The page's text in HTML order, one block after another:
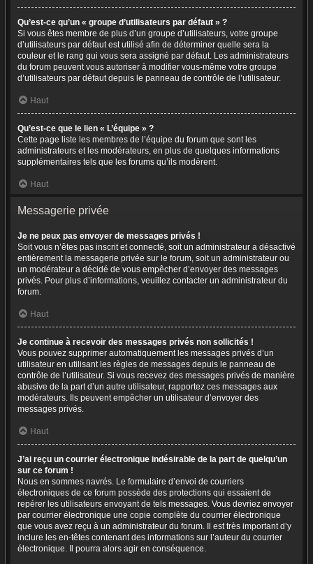
Qu’est-ce qu’un « groupe d’utilisateurs par défaut » ?
Si vous êtes membre de plus d’un groupe d’utilisateurs, votre groupe
d’utilisateurs par défaut est utilisé afin de déterminer quelle sera la
couleur et le rang qui vous sera assigné par défaut. Les administrateurs
du forum peuvent vous autoriser à modifier vous-même votre groupe
d’utilisateurs par défaut depuis le panneau de contrôle de l’utilisateur.
Haut
Qu’est-ce que le lien « L’équipe » ?
Cette page liste les membres de l’équipe du forum que sont les
administrateurs et les modérateurs, en plus de quelques informations
supplémentaires tels que les forums qu’ils modèrent.
Haut
Messagerie privée
Je ne peux pas envoyer de messages privés !
Soit vous n’êtes pas inscrit et connecté, soit un administrateur a désactivé
entièrement la messagerie privée sur le forum, soit un administrateur ou
un modérateur a décidé de vous empêcher d’envoyer des messages
privés. Pour plus d’informations, veuillez contacter un administrateur du
forum.
Haut
Je continue à recevoir des messages privés non sollicités !
Vous pouvez supprimer automatiquement les messages privés d’un
utilisateur en utilisant les règles de messages depuis le panneau de
contrôle de l’utilisateur. Si vous recevez des messages privés de manière
abusive de la part d’un autre utilisateur, rapportez ces messages aux
modérateurs. Ils peuvent empêcher un utilisateur d’envoyer des
messages privés.
Haut
J’ai reçu un courrier électronique indésirable de la part de quelqu’un
sur ce forum !
Nous en sommes navrés. Le formulaire d’envoi de courriers
électroniques de ce forum possède des protections qui essaient de
repérer les utilisateurs envoyant de tels messages. Vous devriez envoyer
par courrier électronique une copie complète du courrier électronique
que vous avez reçu à un administrateur du forum. Il est très important d’y
inclure les en-têtes contenant des informations sur l’auteur du courrier
électronique. Il pourra alors agir en conséquence.